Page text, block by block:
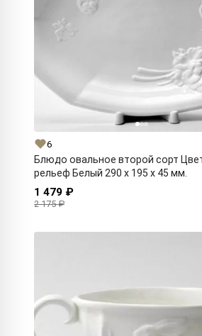
6
Блюдо овальное второй сорт
рельеф Белый 290 x 195 x 45 мм.
1 479 ₽
2 175 ₽